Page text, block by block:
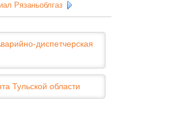
Рязаньоблгаз
диспетчерская
Тульской области